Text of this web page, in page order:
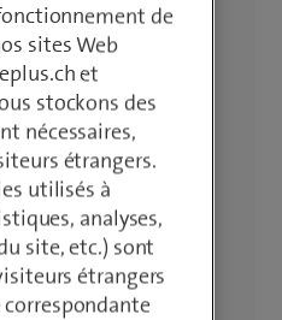
de
sites Web
et
stockons des
nécessaires,
étrangers.
utilisés à
analyses,
site, etc.) sont
étrangers